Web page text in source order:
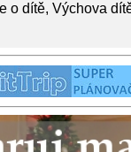
o dítě, Výchova